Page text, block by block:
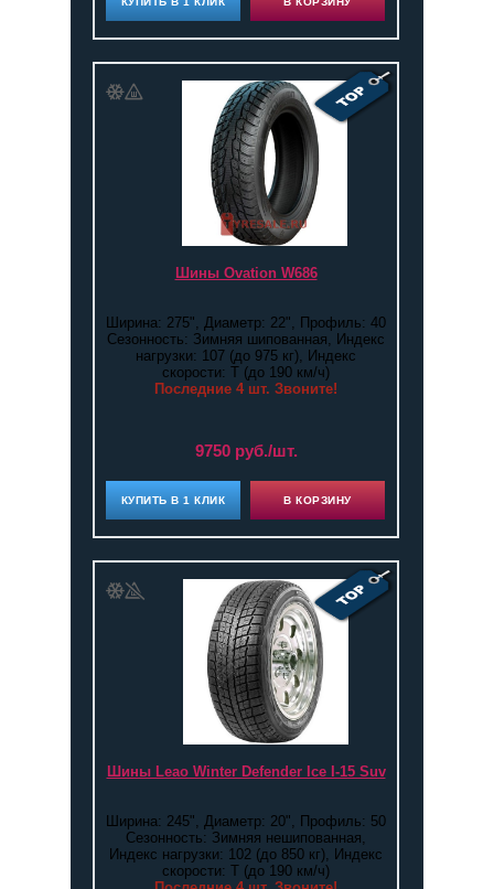
Шины Ovation W686
Ширина: 275", Диаметр: 22", Профиль: 40
Сезонность: Зимняя шипованная, Индекс
нагрузки: 107 (до 975 кг), Индекс
скорости: T (до 190 км/ч)
Последние 4 шт. Звоните!
9750 руб./шт.
КУПИТЬ В 1 КЛИК В КОРЗИНУ
Шины Leao Winter Defender Ice I-15 Suv
Ширина: 245", Диаметр: 20", Профиль: 50
Сезонность: Зимняя нешипованная,
Индекс нагрузки: 102 (до 850 кг), Индекс
скорости: T (до 190 км/ч)